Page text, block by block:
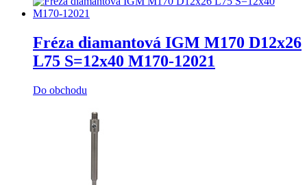
Fréza diamantová IGM M170 D12x26
L75 S=12x40 M170-12021
Do obchodu